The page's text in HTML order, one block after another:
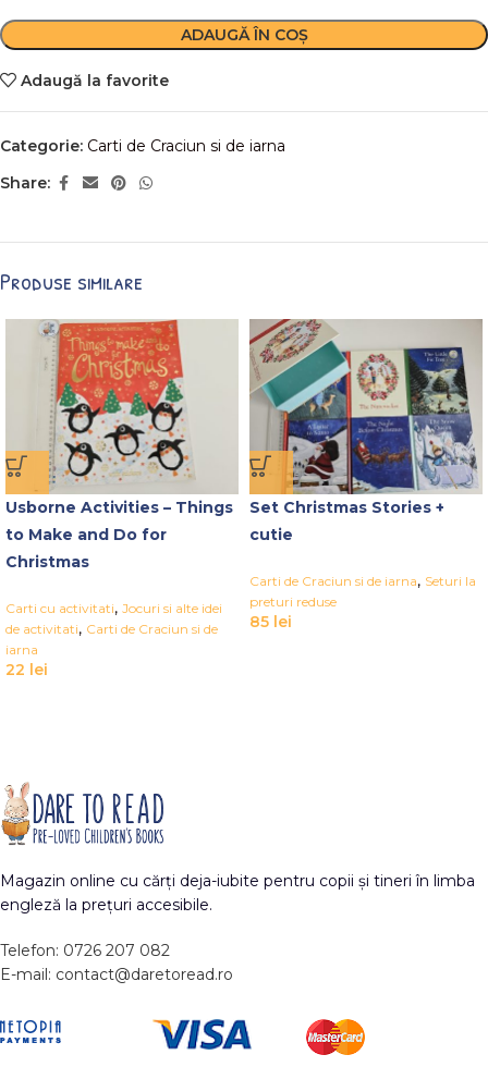
ADAUGĂ ÎN COȘ
Adaugă la favorite
Categorie: Carti de Craciun si de iarna
Share:
Produse similare
Usborne Activities – Things
to Make and Do for
Christmas
Carti cu activitati, Jocuri si alte idei
de activitati, Carti de Craciun si de
iarna
22 lei
Set Christmas Stories +
cutie
Carti de Craciun si de iarna, Seturi la
preturi reduse
85 lei
Magazin online cu cărți deja-iubite pentru copii și tineri în limba
engleză la prețuri accesibile.
Telefon: 0726 207 082
E-mail: contact@daretoread.ro